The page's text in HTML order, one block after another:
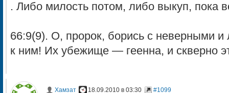
. Либо милость потом, либо выкуп, пока
66:9(9). O, пророк, борись c неверными
к ним! Их убежище — геенна, и скверно
Хамзат 18.09.2010 в 03:30 #1099